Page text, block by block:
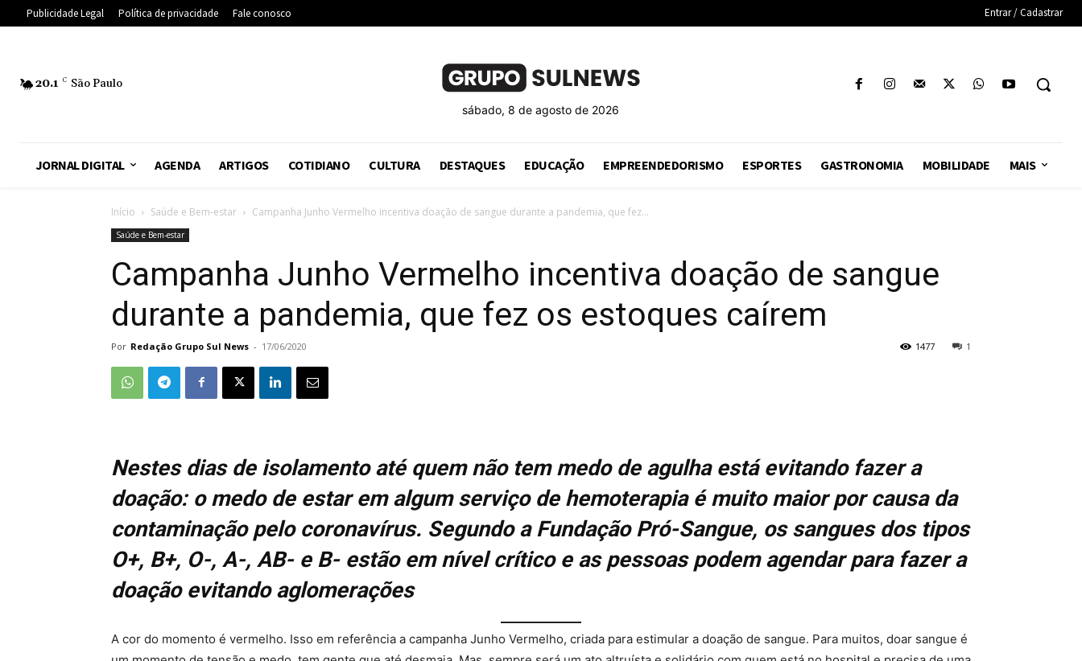
Publicidade Legal Política de privacidade Fale conosco Entrar / Cadastrar
20.1 C São Paulo
sábado, 8 de agosto de 2026
JORNAL DIGITAL AGENDA ARTIGOS COTIDIANO CULTURA DESTAQUES EDUCAÇÃO EMPREENDEDORISMO ESPORTES GASTRONOMIA MOBILIDADE MAIS
Início Saúde e Bem-estar Campanha Junho Vermelho incentiva doação de sangue durante a pandemia, que fez...
Saúde e Bem-estar
Campanha Junho Vermelho incentiva doação de sangue
durante a pandemia, que fez os estoques caírem
Por Redação Grupo Sul News - 17/06/2020 1
1477
Nestes dias de isolamento até quem não tem medo de agulha está evitando fazer a
doação: o medo de estar em algum serviço de hemoterapia é muito maior por causa da
contaminação pelo coronavírus. Segundo a Fundação Pró-Sangue, os sangues dos tipos
O+, B+, O-, A-, AB- e B- estão em nível crítico e as pessoas podem agendar para fazer a
doação evitando aglomerações
A cor do momento é vermelho. Isso em referência a campanha Junho Vermelho, criada para estimular a doação de sangue. Para muitos, doar sangue é